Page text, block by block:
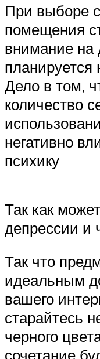
При выборе
помещения
внимание на
планируется
Дело в том,
количество
негативно
психику
Так как
депрессии и
Так что
идеальным
вашего
старайтесь
черного
сочетание